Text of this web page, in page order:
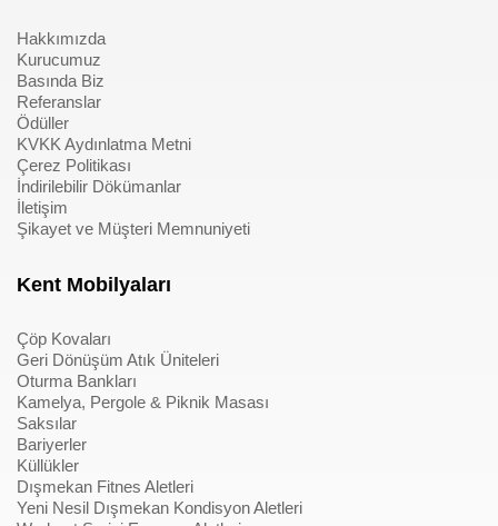
Hakkımızda
Kurucumuz
Basında Biz
Referanslar
Ödüller
KVKK Aydınlatma Metni
Çerez Politikası
İndirilebilir Dökümanlar
İletişim
Şikayet ve Müşteri Memnuniyeti
Kent Mobilyaları
Çöp Kovaları
Geri Dönüşüm Atık Üniteleri
Oturma Bankları
Kamelya, Pergole & Piknik Masası
Saksılar
Bariyerler
Küllükler
Dışmekan Fitnes Aletleri
Yeni Nesil Dışmekan Kondisyon Aletleri